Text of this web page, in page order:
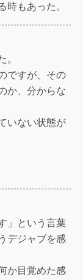
もあった。
ですが、その
か、分からな
いない状態が
」という言葉
デジャブを感
か目覚めた感